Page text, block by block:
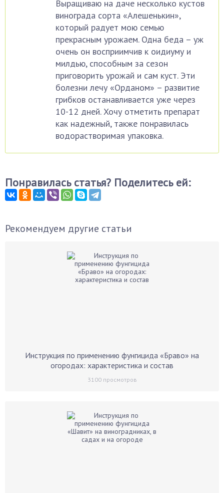
Выращиваю на даче несколько кустов
винограда сорта «Алешенькин»,
который радует мою семью
прекрасным урожаем. Одна беда – уж
очень он восприимчив к оидиуму и
милдью, способным за сезон
приговорить урожай и сам куст. Эти
болезни лечу «Орданом» – развитие
грибков останавливается уже через
10-12 дней. Хочу отметить препарат
как надежный, также понравилась
водорастворимая упаковка.
Понравилась статья? Поделитесь ей:
Рекомендуем другие статьи
Инструкция по применению фунгицида «Браво» на
огородах: характеристика и состав
3100просмотров